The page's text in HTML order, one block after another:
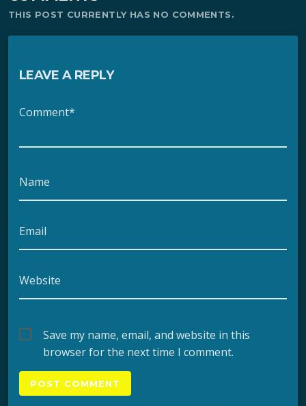
THIS POST CURRENTLY HAS NO COMMENTS.
LEAVE A REPLY
Comment*
Name
Email
Website
Save my name, email, and website in this
browser for the next time I comment.